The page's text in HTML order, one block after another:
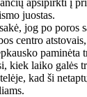
juostas.
jog po poros
centro
paminėta
kiek laiko galės
kad ši